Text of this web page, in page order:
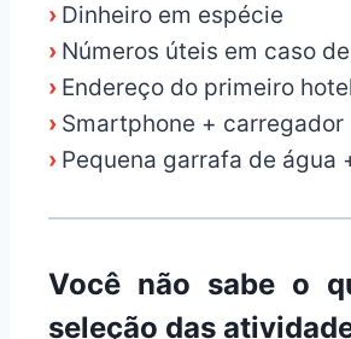
› Dinheiro em espécie
› Números úteis em caso
› Endereço do primeiro
› Smartphone + carregador
› Pequena garrafa de água
Você não sabe o
seleção das